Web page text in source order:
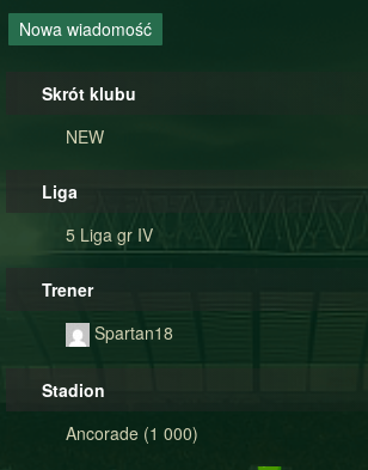
Nowa wiadomość
Skrót klubu
NEW
Liga
5 Liga gr IV
Trener
Spartan18
Stadion
Ancorade (1 000)